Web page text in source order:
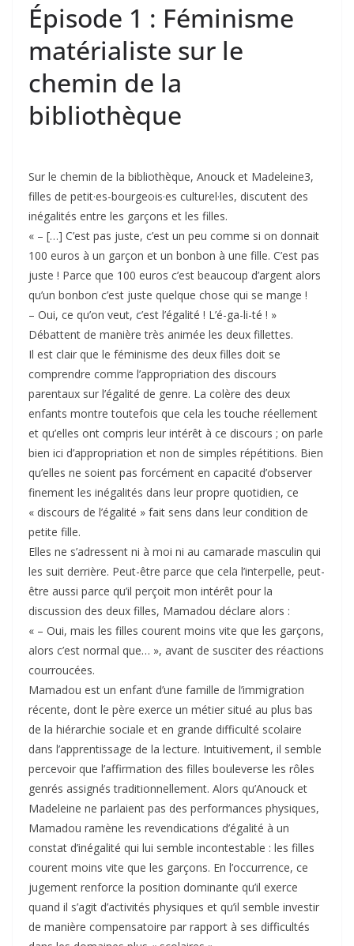
Épisode 1 : Féminisme
matérialiste sur le
chemin de la
bibliothèque
Sur le chemin de la bibliothèque, Anouck et Madeleine3,
filles de petit·es-bourgeois·es culturel·les, discutent des
inégalités entre les garçons et les filles.
« – […] C’est pas juste, c’est un peu comme si on donnait
100 euros à un garçon et un bonbon à une fille. C’est pas
juste ! Parce que 100 euros c’est beaucoup d’argent alors
qu’un bonbon c’est juste quelque chose qui se mange !
– Oui, ce qu’on veut, c’est l’égalité ! L’é-ga-li-té ! »
Débattent de manière très animée les deux fillettes.
Il est clair que le féminisme des deux filles doit se
comprendre comme l’appropriation des discours
parentaux sur l’égalité de genre. La colère des deux
enfants montre toutefois que cela les touche réellement
et qu’elles ont compris leur intérêt à ce discours ; on parle
bien ici d’appropriation et non de simples répétitions. Bien
qu’elles ne soient pas forcément en capacité d’obser­ver
finement les inégalités dans leur propre quotidien, ce
« discours de l’égalité » fait sens dans leur condition de
petite fille.
Elles ne s’adressent ni à moi ni au camarade masculin qui
les suit derrière. Peut-être parce que cela l’interpelle, peut-
être aussi parce qu’il perçoit mon intérêt pour la
discussion des deux filles, Mamadou déclare alors :
« – Oui, mais les filles courent moins vite que les garçons,
alors c’est normal que… », avant de susciter des réactions
courroucées.
Mamadou est un enfant d’une famille de l’immigration
récente, dont le père exerce un métier situé au plus bas
de la hiérarchie sociale et en grande difficulté scolaire
dans l’apprentissage de la lecture. Intui­ti­vement, il semble
percevoir que l’affirmation des filles bouleverse les rôles
genrés assignés traditionnellement. Alors qu’Anouck et
Madeleine ne parlaient pas des performances physiques,
Mamadou ramène les revendications d’égalité à un
constat d’inégalité qui lui semble incontestable : les filles
courent moins vite que les garçons. En l’occurrence, ce
jugement renforce la position dominante qu’il exerce
quand il s’agit d’activités physiques et qu’il semble investir
de manière compensatoire par rapport à ses difficultés